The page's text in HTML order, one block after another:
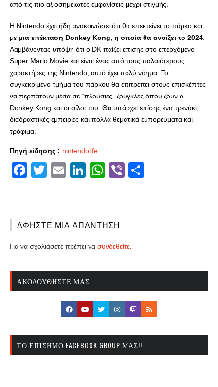
από τις πιο αξιοσημείωτες εμφανίσεις μέχρι στιγμής.
Η Nintendo έχει ήδη ανακοινώσει ότι θα επεκτείνει το πάρκο και
με μια επέκταση Donkey Kong, η οποία θα ανοίξει το 2024
Λαμβάνοντας υπόψη ότι ο DK παίζει επίσης στο επερχόμενο
Super Mario Movie και είναι ένας από τους παλαιότερους
χαρακτήρες της Nintendo, αυτό έχει πολύ νόημα. Το
συγκεκριμένο τμήμα του πάρκου θα επιτρέπει στους επισκέπτες
να περπατούν μέσα σε “πλούσιες” ζούγκλες όπου ζουν ο
Donkey Kong και οι φίλοι του. Θα υπάρχει επίσης ένα τρενάκι,
διαδραστικές εμπειρίες και πολλά θεματικά εμπορεύματα και
τρόφιμα.
Πηγή είδησης : nintendolife
Facebook
Twitter
EmailLinkedIn
WhatsApp
Viber
ΑΦΉΣΤΕ ΜΙΑ ΑΠΆΝΤΗΣΗ
Για να σχολιάσετε πρέπει να συνδεθείτε
ΑΚΟΛΟΥΘΉΣΤΕ ΜΑΣ
ΤΟ ΕΠΊΣΗΜΟ FACEBOOK GROUP ΜΑΣ!!